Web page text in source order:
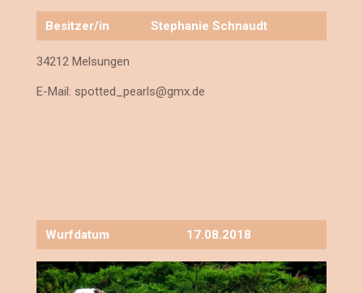
Besitzer/in Stephanie Schnaudt
34212 Melsungen
E-Mail: spotted_pearls@gmx.de
Wurfdatum 17.08.2018